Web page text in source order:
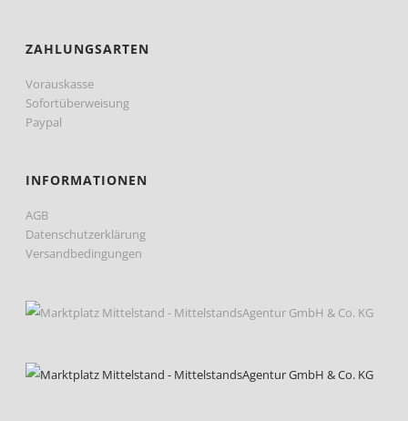
ZAHLUNGSARTEN
Vorauskasse
Sofortüberweisung
Paypal
INFORMATIONEN
AGB
Datenschutzerklärung
Versandbedingungen